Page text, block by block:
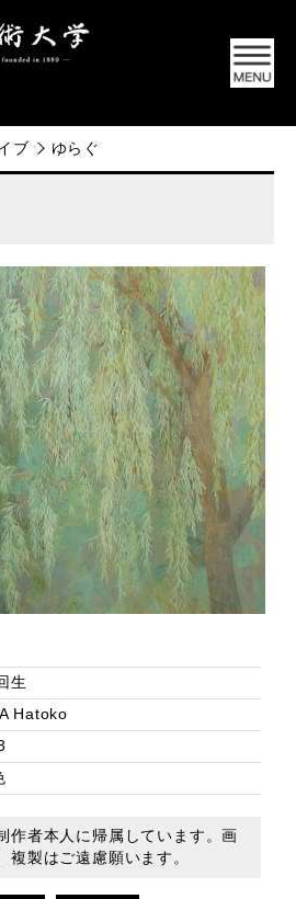
ブ ゆらぐ
生
Hatoko
作者本人に帰属しています。画
複製はご遠慮願います。